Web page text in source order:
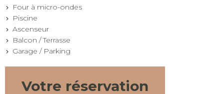
Four à micro-ondes
Piscine
Ascenseur
Balcon / Terrasse
Garage / Parking
Votre réservation